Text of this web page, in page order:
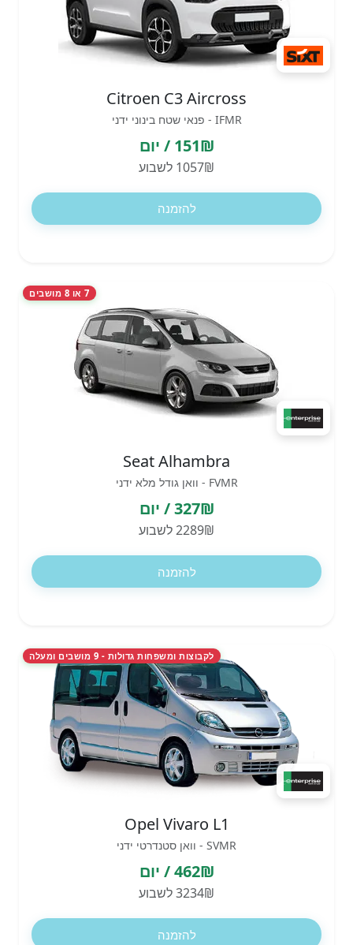
Citroen C3 Aircross
IFMR - פנאי שטח בינוני ידני
151₪ / יום
1057₪ לשבוע
להזמנה
7 או 8 מושבים
Seat Alhambra
FVMR - וואן גודל מלא ידני
327₪ / יום
2289₪ לשבוע
להזמנה
לקבוצות ומשפחות גדולות - 9 מושבים ומעלה
Opel Vivaro L1
SVMR - וואן סטנדרטי ידני
462₪ / יום
3234₪ לשבוע
להזמנה